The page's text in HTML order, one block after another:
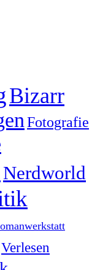
Bizarr
Fotografie
Nerdworld
Verlesen